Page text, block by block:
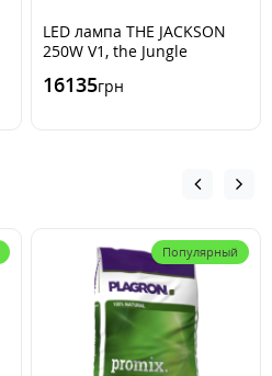
LED лампа THE JACKSON
250W V1, the Jungle
16135грн
Популярный